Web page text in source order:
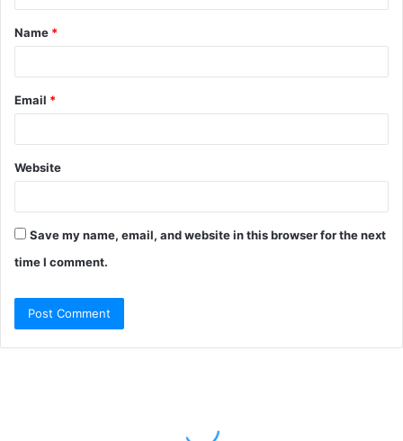
t
*
Name *
Email *
Website
Save my name, email, and website in this browser for the next
time I comment.